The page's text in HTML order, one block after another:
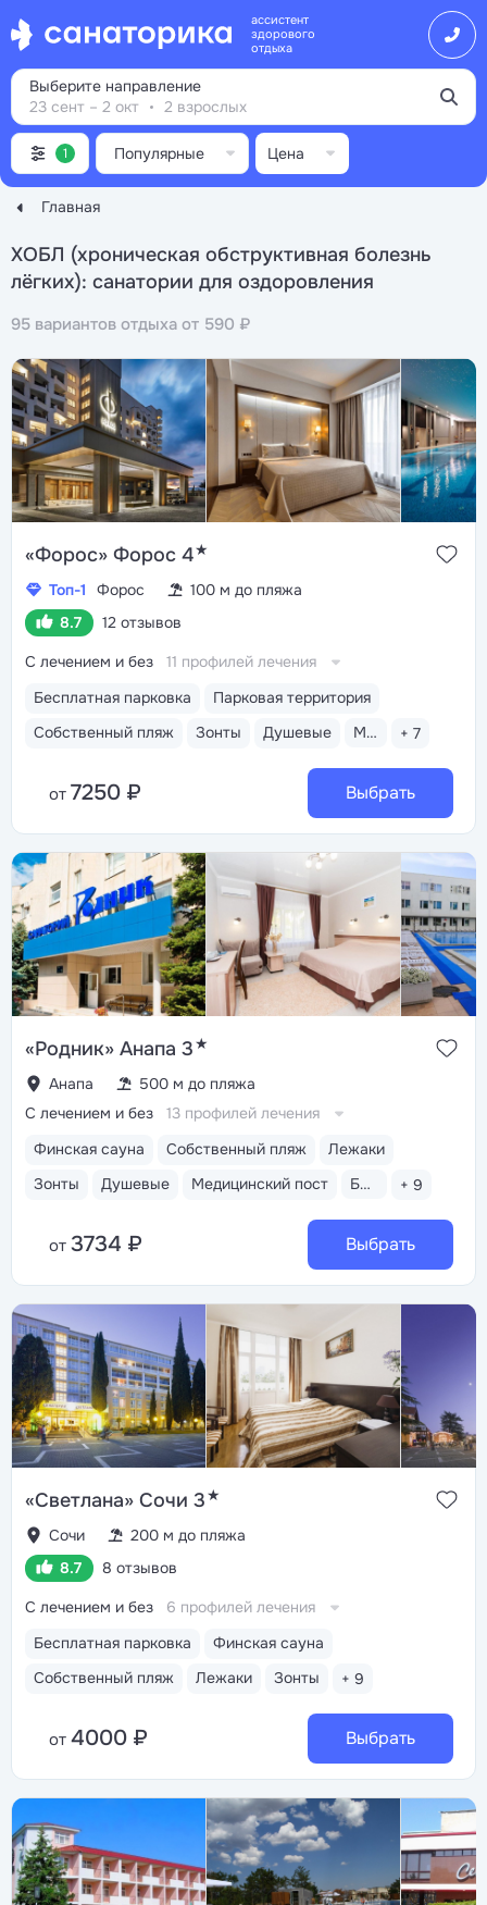
ассистент
здорового
отдыха
Главная
Выберите направление
23 сент – 2 окт
2 взрослых
ХОБЛ (хроническая обструктивная болезнь
лёгких): санатории для оздоровления
95 вариантов отдыха от 590 ₽
1 Популярные Цена
«Форос» Форос 4★
Топ-1 Форос
100 м до пляжа
8.7
12 отзывов
Бесплатная парковка
Парковая территория
Собственный пляж
Зонты Душевые Медицинский пост + 7
С лечением и без 11 профилей лечения
от 7250 ₽ Выбрать
«Родник» Анапа 3★
Анапа 500 м до пляжа
Финская сауна Собственный пляж
Лежаки
Зонты
Душевые Медицинский пост Бассейн открытый + 9
С лечением и без 13 профилей лечения
от 3734 ₽ Выбрать
«Светлана» Сочи 3★
Сочи
200 м до пляжа
8.7
8 отзывов
Бесплатная парковка
Финская сауна
Собственный пляж
Лежаки Зонты + 9
С лечением и без 6 профилей лечения
от 4000 ₽ Выбрать